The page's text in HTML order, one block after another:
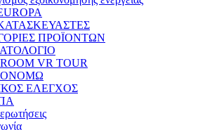
ΠΡΟΪΟΝΤΩΝ
VR TOUR
ΕΛΕΓΧΟΣ